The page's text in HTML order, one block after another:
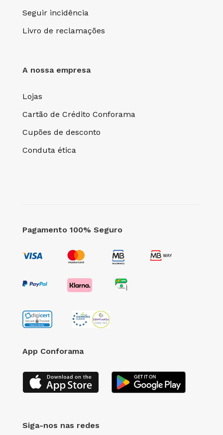
Seguir incidência
Livro de reclamações
A nossa empresa
Lojas
Cartão de Crédito Conforama
Cupões de desconto
Conduta ética
Pagamento 100% Seguro
App Conforama
Siga-nos nas redes